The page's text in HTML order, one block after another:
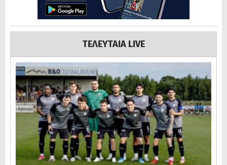
ΤΕΛΕΥΤΑΙΑ LIVE